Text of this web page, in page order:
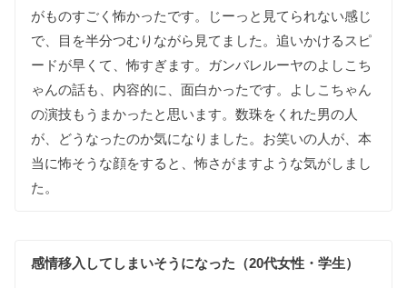
がものすごく怖かったです。 じーっと 見てられない感じ
で
目を半分つむりながら 見てました 。追いかける スピ
ードが早くて 、怖すぎます。 ガンバレルーヤのよしこち
ゃんの話も 内容的に 、面白かったです。
よしこちゃん
の演技も うまかったと 思います。数珠を くれた男の人
が
どう なったのか気になりました 。 お笑いの人が 、本
当に怖そうな顔をすると 、怖さがますような気がしまし
た 。
感情移入して しまいそうになった（20代女性・学生）